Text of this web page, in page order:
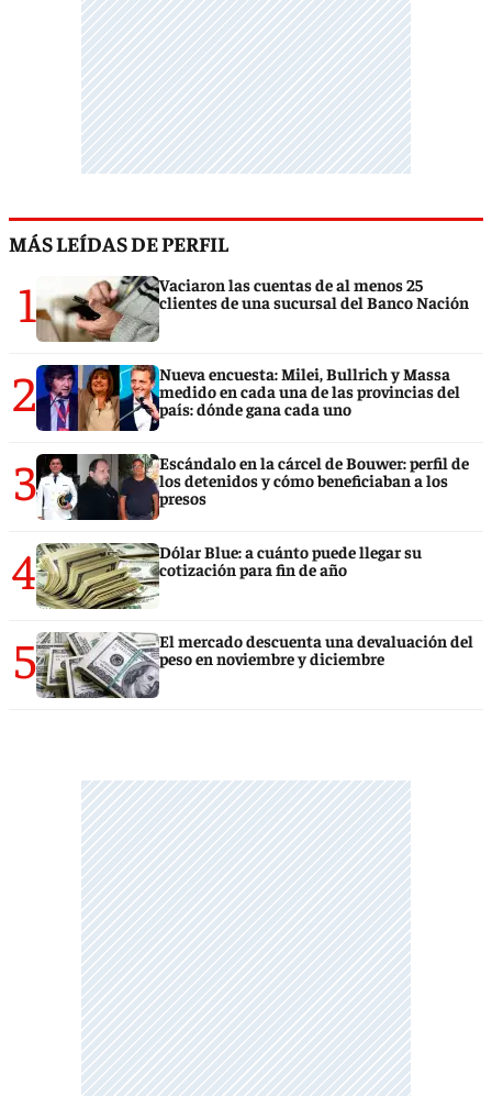
MÁS LEÍDAS DE PERFIL
1
Vaciaron las cuentas de al menos 25
clientes de una sucursal del Banco Nación
2
Nueva encuesta: Milei, Bullrich y Massa
medido en cada una de las provincias del
país: dónde gana cada uno
3
Escándalo en la cárcel de Bouwer: perfil de
los detenidos y cómo beneficiaban a los
presos
4
Dólar Blue: a cuánto puede llegar su
cotización para fin de año
5
El mercado descuenta una devaluación del
peso en noviembre y diciembre